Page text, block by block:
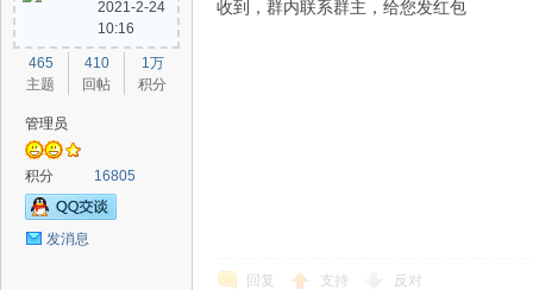
路
2021-2-24
10:16
465
主题
410
回帖
1万
积分
管理员
积分 16805
发消息
收到，群内联系群主，给您发红包
回复 支持 反对